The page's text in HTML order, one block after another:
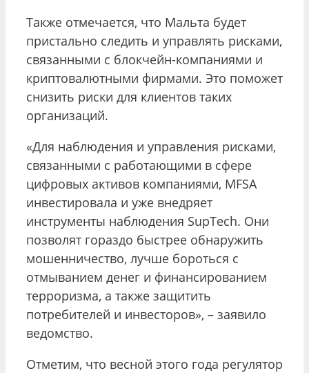
Также отмечается, что Мальта будет
пристально следить и управлять рисками,
связанными с блокчейн-компаниями и
криптовалютными фирмами. Это поможет
снизить риски для клиентов таких
организаций.
«Для наблюдения и управления рисками,
связанными с работающими в сфере
цифровых активов компаниями, MFSA
инвестировала и уже внедряет
инструменты наблюдения SupTech. Они
позволят гораздо быстрее обнаружить
мошенничество, лучше бороться с
отмыванием денег и финансированием
терроризма, а также защитить
потребителей и инвесторов», – заявило
ведомство.
Отметим, что весной этого года регулятор